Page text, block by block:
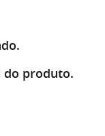
do produto.